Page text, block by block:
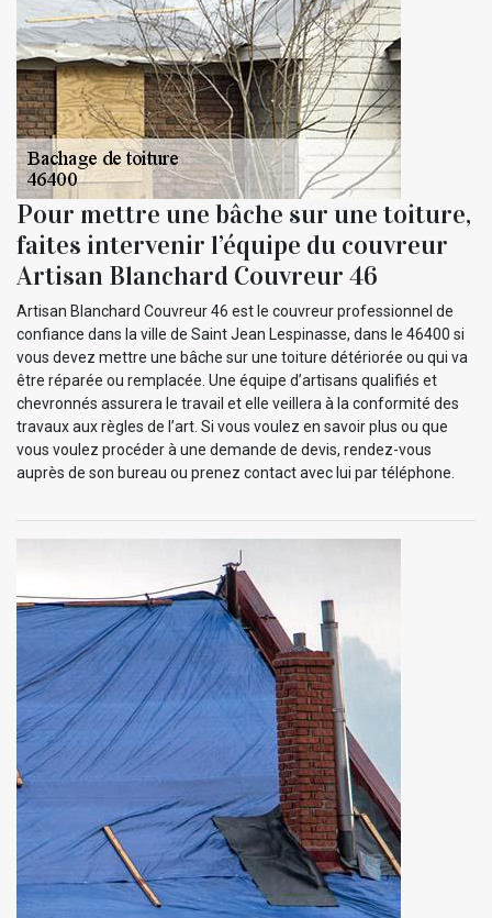
Pour mettre une bâche sur une toiture,
faites intervenir l’équipe du couvreur
Artisan Blanchard Couvreur 46
Artisan Blanchard Couvreur 46 est le couvreur professionnel de
confiance dans la ville de Saint Jean Lespinasse, dans le 46400 si
vous devez mettre une bâche sur une toiture détériorée ou qui va
être réparée ou remplacée. Une équipe d’artisans qualifiés et
chevronnés assurera le travail et elle veillera à la conformité des
travaux aux règles de l’art. Si vous voulez en savoir plus ou que
vous voulez procéder à une demande de devis, rendez-vous
auprès de son bureau ou prenez contact avec lui par téléphone.